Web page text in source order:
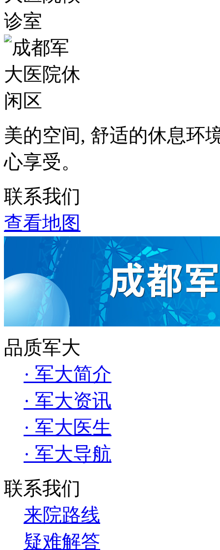
美的空间, 舒适的休息环
心享受。
联系我们
查看地图
品质军大
· 军大简介
· 军大资讯
· 军大医生
· 军大导航
联系我们
来院路线
疑难解答